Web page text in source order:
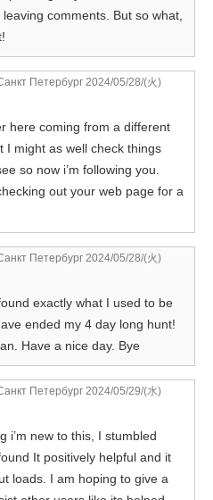
comments. But so what,
Петербург 2024/05/28/(火)
here coming from a different
I might as well check things
so now i’m following you.
out your web page for a
Петербург 2024/05/28/(火)
exactly what I used to be
ended my 4 day long hunt!
Have a nice day. Bye
Петербург 2024/05/29/(水)
i’m new to this, I stumbled
It positively helpful and it
loads. I am hoping to give a